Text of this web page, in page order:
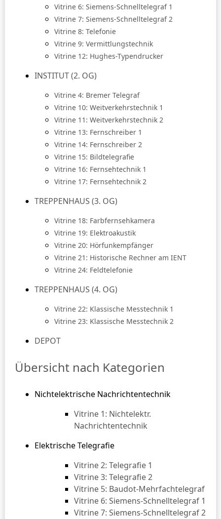
Vitrine 6: Siemens-Schnelltelegraf 1
Vitrine 7: Siemens-Schnelltelegraf 2
Vitrine 8: Telefonie
Vitrine 9: Vermittlungstechnik
Vitrine 12: Hughes-Typendrucker
INSTITUT (2. OG)
Vitrine 4: Bremer Telegraf
Vitrine 10: Weitverkehrstechnik 1
Vitrine 11: Weitverkehrstechnik 2
Vitrine 13: Fernschreiber 1
Vitrine 14: Fernschreiber 2
Vitrine 15: Bildtelegrafie
Vitrine 16: Fernsehtechnik 1
Vitrine 17: Fernsehtechnik 2
TREPPENHAUS (3. OG)
Vitrine 18: Farbfernsehkamera
Vitrine 19: Elektroakustik
Vitrine 20: Hörfunkempfänger
Vitrine 21: Historische Rechner am IENT
Vitrine 24: Feldtelefonie
TREPPENHAUS (4. OG)
Vitrine 22: Klassische Messtechnik 1
Vitrine 23: Klassische Messtechnik 2
DEPOT
Übersicht nach Kategorien
Nichtelektrische Nachrichtentechnik
Vitrine 1: Nichtelektr.
Nachrichtentechnik
Elektrische Telegrafie
Vitrine 2: Telegrafie 1
Vitrine 3: Telegrafie 2
Vitrine 5: Baudot-Mehrfachtelegraf
Vitrine 6: Siemens-Schnelltelegraf 1
Vitrine 7: Siemens-Schnelltelegraf 2